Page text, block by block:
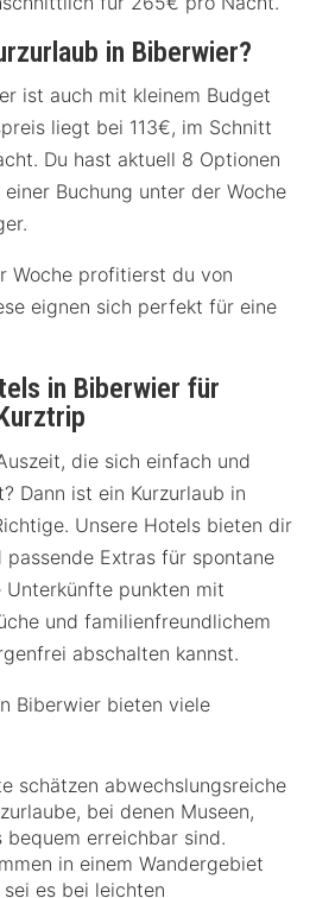
in Biberwier?
ist auch mit kleinem Budget
liegt bei 113€, im Schnitt
Du hast aktuell 8 Optionen
Buchung unter der Woche
Woche profitierst du von
eignen sich perfekt für eine
in Biberwier für
die sich einfach und
Dann ist ein Kurzurlaub in
Unsere Hotels bieten dir
passende Extras für spontane
Unterkünfte punkten mit
und familienfreundlichem
abschalten kannst.
Biberwier bieten viele
schätzen abwechslungsreiche
bei denen Museen,
bequem erreichbar sind.
in einem Wandergebiet
es bei leichten